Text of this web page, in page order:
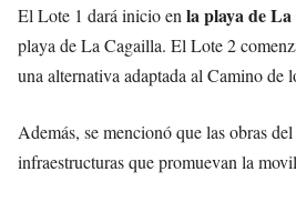
El Lote 1 dará inicio en la playa de
playa de La Cagailla. El Lote 2
una alternativa adaptada al Camino de
Además, se mencionó que las obras
infraestructuras que promuevan la